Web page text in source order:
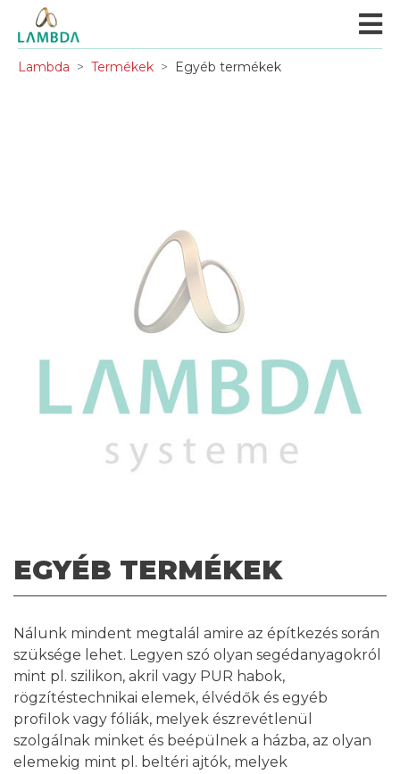
Lambda Termékek Egyéb termékek
EGYÉB TERMÉKEK
Nálunk mindent megtalál amire az építkezés során
szüksége lehet. Legyen szó olyan segédanyagokról
mint pl. szilikon, akril vagy PUR habok,
rögzítéstechnikai elemek, élvédők és egyéb
profilok vagy fóliák, melyek észrevétlenül
szolgálnak minket és beépülnek a házba, az olyan
elemekig mint pl. beltéri ajtók, melyek